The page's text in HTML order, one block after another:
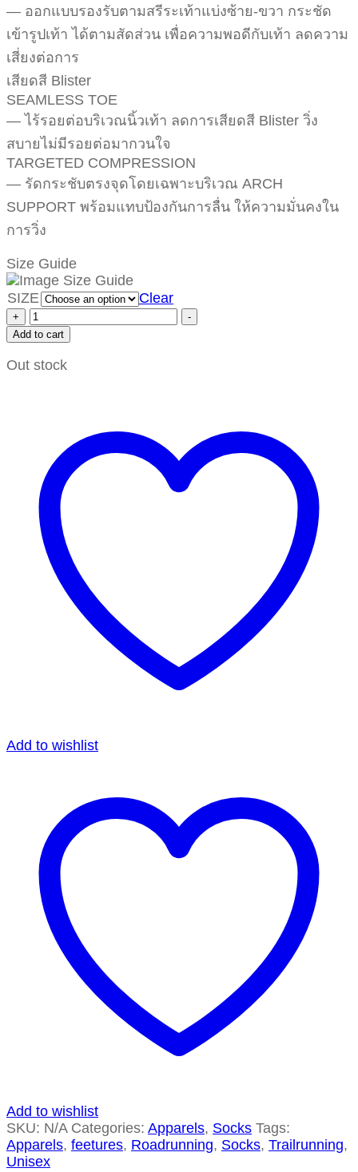
— ออกแบบรองรับตามสรีระเท้าแบ่งซ้าย-ขวา กระชัด
เข้ารูปเท้า ได้ตามสัดส่วน เพื่อความพอดีกับเท้า ลดความ
เสี่ยงต่อการ
เสียดสี Blister
SEAMLESS TOE
— ไร้รอยต่อบริเวณนิ้วเท้า ลดการเสียดสี Blister วิ่ง
สบายไม่มีรอยต่อมากวนใจ
TARGETED COMPRESSION
— รัดกระชับตรงจุดโดยเฉพาะบริเวณ ARCH
SUPPORT พร้อมแทบป้องกันการลื่น ให้ความมั่นคงใน
การวิ่ง
Size Guide
SIZE Clear
+
-
Add to cart
Out stock
Add to wishlist
Add to wishlist
SKU: N/A Categories: Apparels, Socks Tags:
Apparels, feetures, Roadrunning, Socks, Trailrunning,
Unisex